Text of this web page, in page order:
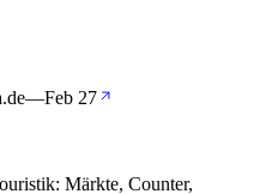
—Feb 27
Märkte, Counter,